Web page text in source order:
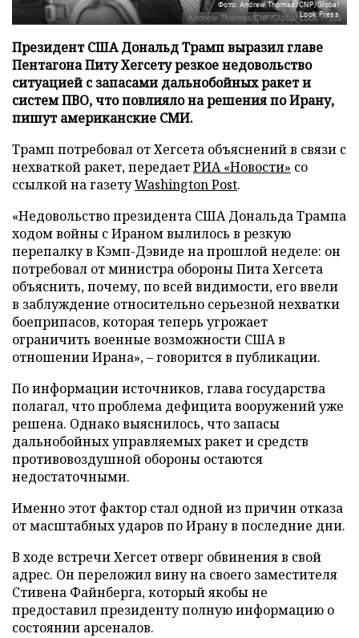
Фото: Andrew Thomas/CNP/Global
Look Press
Президент США Дональд Трамп выразил главе
Пентагона Питу Хегсету резкое недовольство
ситуацией с запасами дальнобойных ракет и
систем ПВО, что повлияло на решения по Ирану,
пишут американские СМИ.
Трамп потребовал от Хегсета объяснений в связи с
нехваткой ракет, передаетРИА «Новости» со
ссылкой на газетуWashington Post.
«Недовольство президента США Дональда Трампа
ходом войны с Ираном вылилось в резкую
перепалку в Кэмп-Дэвиде на прошлой неделе: он
потребовал от министра обороны Пита Хегсета
объяснить, почему, по всей видимости, его ввели
в заблуждение относительно серьезной нехватки
боеприпасов, которая теперь угрожает
ограничить военные возможности США в
отношении Ирана», – говорится в публикации.
По информации источников, глава государства
полагал, что проблема дефицита вооружений уже
решена. Однако выяснилось, что запасы
дальнобойных управляемых ракет и средств
противовоздушной обороны остаются
недостаточными.
Именно этот фактор стал одной из причин отказа
от масштабных ударов по Ирану в последние дни.
В ходе встречи Хегсет отверг обвинения в свой
адрес. Он переложил вину на своего заместителя
Стивена Файнберга, который якобы не
предоставил президенту полную информацию о
состоянии арсеналов.